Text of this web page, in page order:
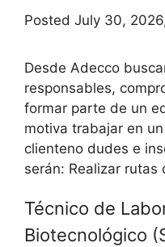
Posted July 30,
Desde Adecco
responsables,
formar parte de un
motiva trabajar en
clienteno dudes e
serán: Realizar rutas
Técnico de
Biotecnológico